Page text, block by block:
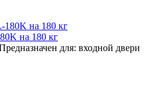
на 180 кг
для: входной двери